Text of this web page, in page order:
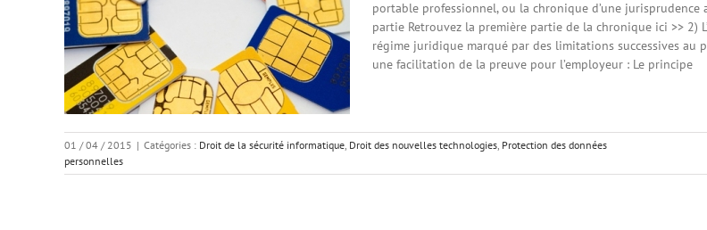
portable professionnel, ou la chronique d’une jurisprudence
partie Retrouvez la première partie de la chronique ici >> 2)
régime juridique marqué par des limitations successives au
une facilitation de la preuve pour l’employeur : Le principe
01 / 04 / 2015 | Catégories : Droit de la sécurité informatique, Droit des nouvelles technologies, Protection des données
personnelles